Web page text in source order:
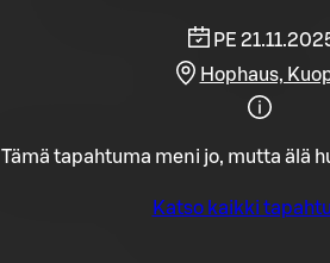
PE
Hophaus,
Tämä tapahtuma meni jo, mutta älä
Katso kaikki